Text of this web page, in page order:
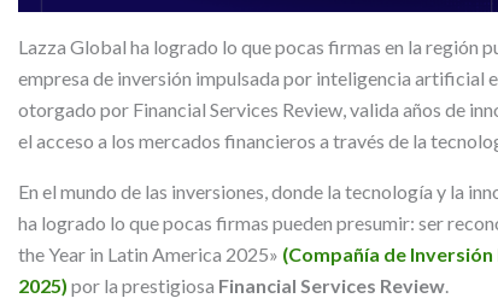
Lazza Global ha logrado lo que pocas firmas en la región
empresa de inversión impulsada por inteligencia artificial
otorgado por Financial Services Review, valida años de
el acceso a los mercados financieros a través de la
En el mundo de las inversiones, donde la tecnología y la
ha logrado lo que pocas firmas pueden presumir: ser
the Year in Latin America 2025» (Compañía de
2025) por la prestigiosa Financial Services Review.